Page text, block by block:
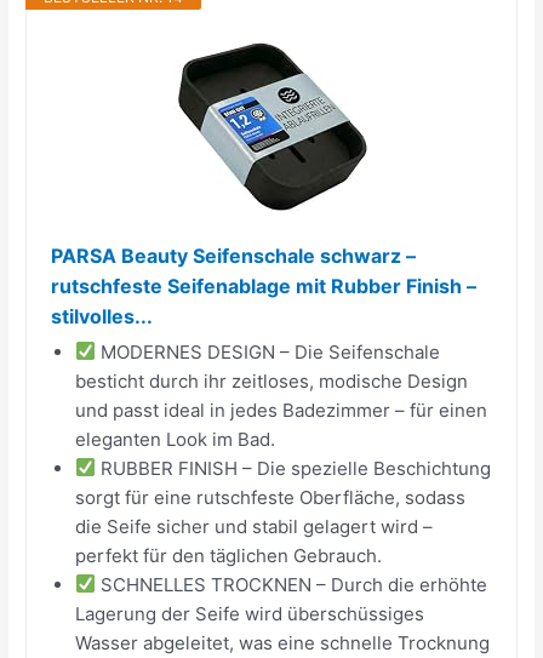
PARSA Beauty Seifenschale schwarz –
rutschfeste Seifenablage mit Rubber Finish –
stilvolles...
MODERNES DESIGN – Die Seifenschale
besticht durch ihr zeitloses, modische Design
und passt ideal in jedes Badezimmer – für einen
eleganten Look im Bad.
RUBBER FINISH – Die spezielle Beschichtung
sorgt für eine rutschfeste Oberfläche, sodass
die Seife sicher und stabil gelagert wird –
perfekt für den täglichen Gebrauch.
SCHNELLES TROCKNEN – Durch die erhöhte
Lagerung der Seife wird überschüssiges
Wasser abgeleitet, was eine schnelle Trocknung